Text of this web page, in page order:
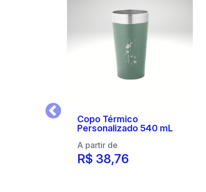
Copo Térmico
Personalizado 540 mL
A partir de
R$ 38,76
Anterior